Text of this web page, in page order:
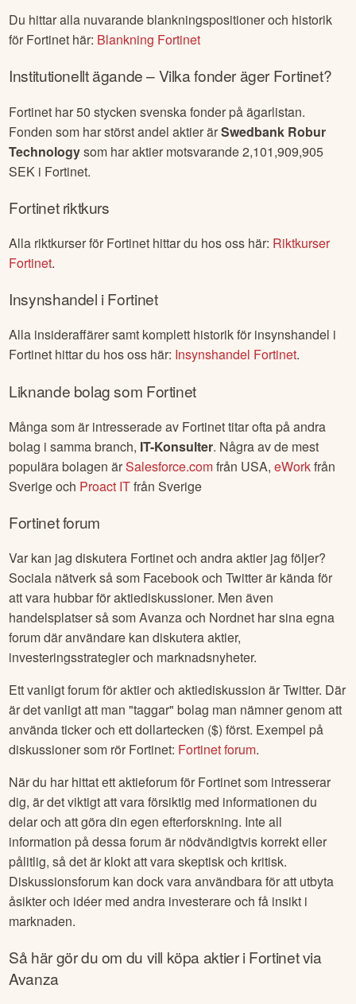
Du hittar alla nuvarande blankningspositioner och historik
för Fortinet här: Blankning Fortinet
Institutionellt ägande – Vilka fonder ägerFortinet?
Fortinet har50 stycken svenska fonder på ägarlistan.
Fonden som har störst andel aktier ärSwedbank Robur
Technologysom har aktier motsvarande2,101,909,905
SEK i Fortinet.
Fortinetriktkurs
Alla riktkurser för Fortinet hittar du hos oss här: Riktkurser
Fortinet.
Insynshandel iFortinet
Alla insideraffärer samt komplett historik för insynshandel i
Fortinet hittar du hos oss här: Insynshandel Fortinet.
Liknande bolag som Fortinet
Många som är intresserade av Fortinettitar ofta på andra
bolag i samma branch, IT-Konsulter. Några av de mest
populära bolagen ärSalesforce.comfrån USA,eWorkfrån
Sverigeoch Proact ITfrånSverige
Fortinetforum
Var kan jag diskutera Fortinetoch andra aktier jag följer?
Sociala nätverk så som Facebook och Twitter är kända för
att vara hubbar för aktiediskussioner. Men även
handelsplatser så som Avanza och Nordnet har sina egna
forum där användare kan diskutera aktier,
investeringsstrategier och marknadsnyheter.
Ett vanligt forum för aktier och aktiediskussion är Twitter. Där
är det vanligt att man "taggar" bolag man nämner genom att
använda ticker och ett dollartecken ($) först. Exempel på
diskussioner som rör Fortinet: Fortinetforum.
När du har hittat ett aktieforum för Fortinetsom intresserar
dig, är det viktigt att vara försiktig med informationen du
delar och att göra din egen efterforskning. Inte all
information på dessa forum är nödvändigtvis korrekt eller
pålitlig, så det är klokt att vara skeptisk och kritisk.
Diskussionsforum kan dock vara användbara för att utbyta
åsikter och idéer med andra investerare och få insikt i
marknaden.
Så här gör du om du vill köpa aktier iFortinetvia
Avanza